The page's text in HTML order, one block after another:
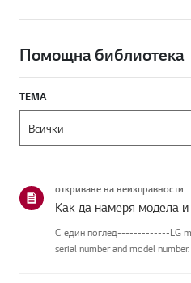
Помощна библиотека
ТЕМА
откриване на неизправности
Как да намеря модела
С един поглед-------------LG
serial number and model